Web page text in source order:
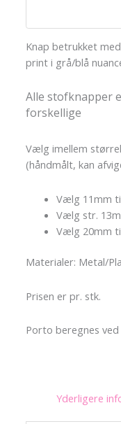
Knap betrukket
print i grå/blå
Alle stofknapper
forskellige
Vælg imellem
(håndmålt, kan
Vælg 11mm
Vælg str.
Vælg 20mm
Materialer: Metal/
Prisen er pr. stk.
Porto beregnes ved
Yderligere